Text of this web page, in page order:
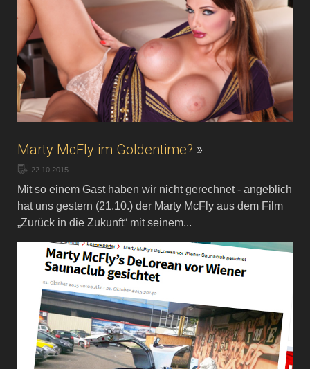
Marty McFly im Goldentime? »
22.10.2015
Mit so einem Gast haben wir nicht gerechnet - angeblich
hat uns gestern (21.10.) der Marty McFly aus dem Film
„Zurück in die Zukunft“ mit seinem...